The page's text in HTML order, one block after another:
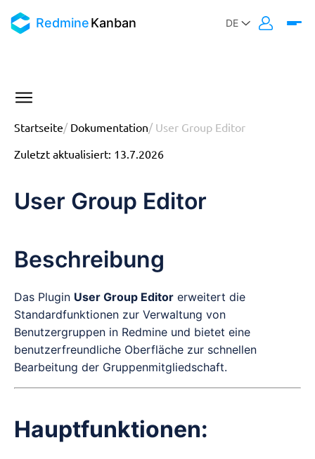
RedmineKanban
Startseite/ Dokumentation/ User Group Editor
Zuletzt aktualisiert: 13.7.2026
User Group Editor
Beschreibung
Das Plugin User Group Editor erweitert die
Standardfunktionen zur Verwaltung von
Benutzergruppen in Redmine und bietet eine
benutzerfreundliche Oberfläche zur schnellen
Bearbeitung der Gruppenmitgliedschaft.
Hauptfunktionen: